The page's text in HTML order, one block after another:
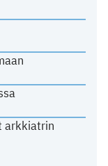
arkkiatrin